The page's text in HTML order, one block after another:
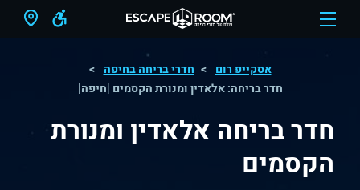
אסקייפ רום
חדרי בריחה בחיפה
חדר בריחה: אלאדין ומנורת הקסמים |חיפה|
חדר בריחה אלאדין ומנורת
הקסמים